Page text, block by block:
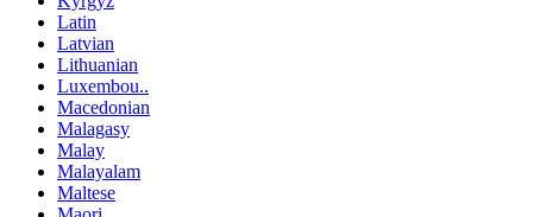
Latin
Latvian
Lithuanian
Luxembou..
Macedonian
Malagasy
Malay
Malayalam
Maltese